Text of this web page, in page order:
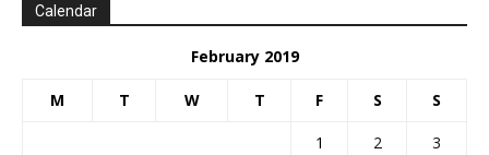
Calendar
February 2019
M T W T F S S
1 2
3